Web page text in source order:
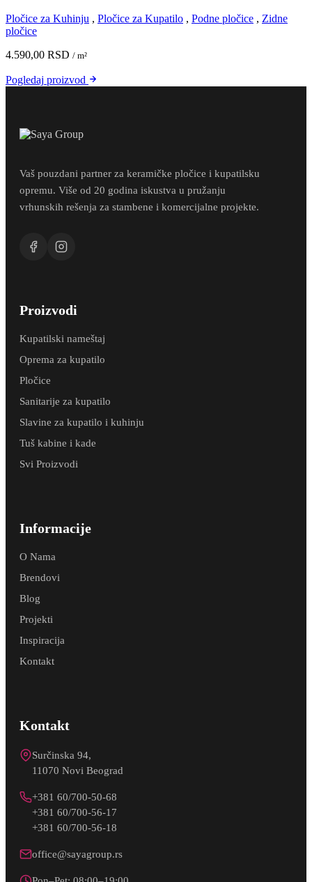
Pločice za Kuhinju , Pločice za Kupatilo , Podne pločice , Zidne
pločice
4.590,00 RSD / m²
Pogledaj proizvod
Vaš pouzdani partner za keramičke pločice i kupatilsku
opremu. Više od 20 godina iskustva u pružanju
vrhunskih rešenja za stambene i komercijalne projekte.
Proizvodi
Kupatilski nameštaj
Oprema za kupatilo
Pločice
Sanitarije za kupatilo
Slavine za kupatilo i kuhinju
Tuš kabine i kade
Svi Proizvodi
Informacije
O Nama
Brendovi
Blog
Projekti
Inspiracija
Kontakt
Kontakt
Surčinska 94,
11070 Novi Beograd
+381 60/700-50-68
+381 60/700-56-17
+381 60/700-56-18
office@sayagroup.rs